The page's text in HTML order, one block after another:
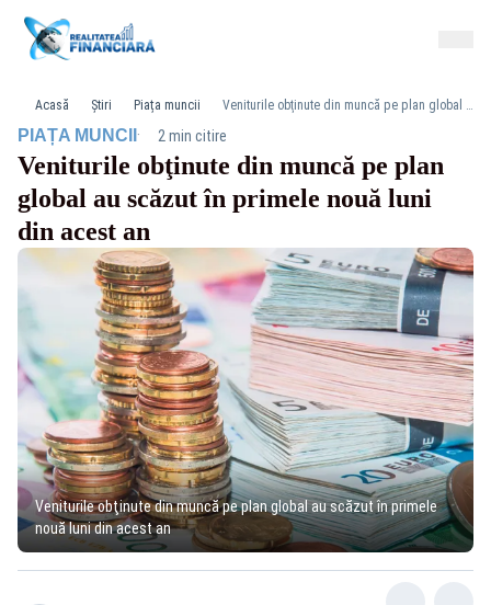
Acasă Știri Piața muncii Veniturile obţinute din muncă pe plan global au scăzut în primele nouă luni din acest an
PIAȚA MUNCII · 2 min citire
Veniturile obţinute din muncă pe plan
global au scăzut în primele nouă luni
din acest an
Veniturile obţinute din muncă pe plan global au scăzut în primele
nouă luni din acest an